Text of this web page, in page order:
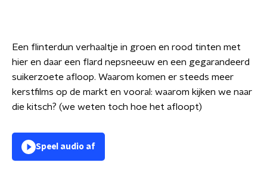
Een flinterdun verhaaltje in groen en rood tinten met
hier en daar een flard nepsneeuw en een gegarandeerd
suikerzoete afloop. Waarom komen er steeds meer
kerstfilms op de markt en vooral: waarom kijken we naar
die kitsch? (we weten toch hoe het afloopt)
Speel audio af